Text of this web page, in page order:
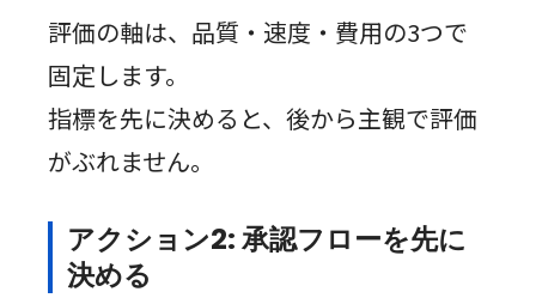
評価の軸は、品質・速度・費用の3つで
固定します。
指標を先に決めると、後から主観で評価
がぶれません。
アクション2: 承認フローを先に
決める